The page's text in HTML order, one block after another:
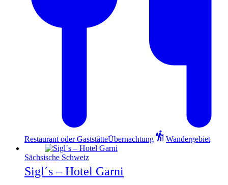
Restaurant oder GaststätteÜbernachtung Wandergebiet
Sächsische Schweiz
Sigl´s – Hotel Garni